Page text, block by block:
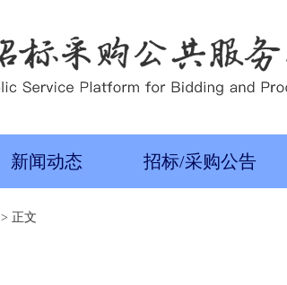
新闻动态 招标/采购公告
> 正文